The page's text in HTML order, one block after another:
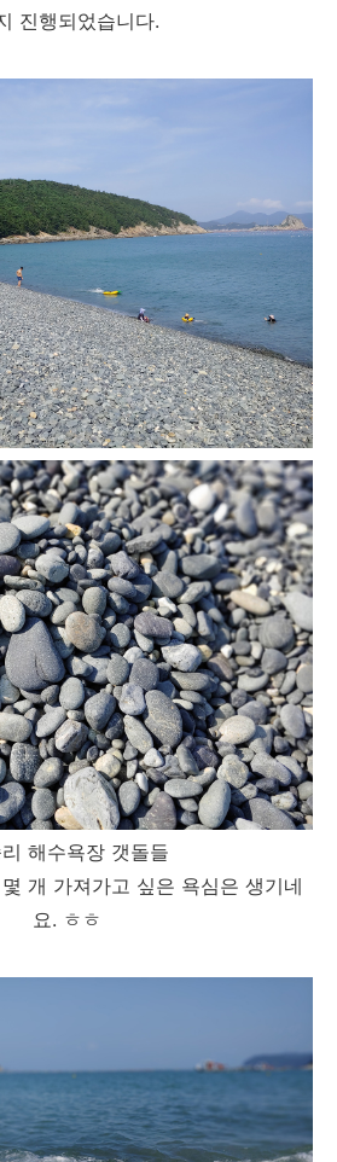
진행되었습니다.
해수욕장 갯돌들
개 가져가고 싶은 욕심은 생기네
요. ㅎㅎ